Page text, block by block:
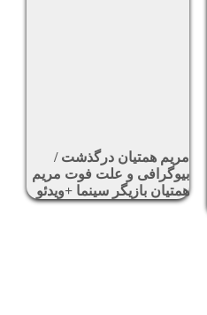
مریم همتیان درگذشت /
بیوگرافی و علت فوت مریم
همتیان بازیگر سینما +ویدئو